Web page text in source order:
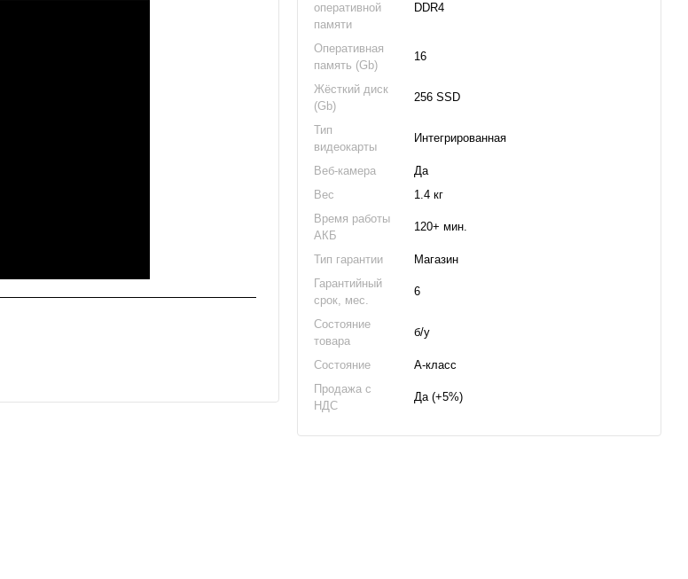
оперативной
памяти
DDR4
Оперативная
память (Gb)
16
Жёсткий диск
(Gb)
256 SSD
Тип
видеокарты
Интегрированная
Веб-камера
Да
Вес
1.4 кг
Время работы
АКБ
120+ мин.
Тип гарантии
Магазин
Гарантийный
срок, мес.
6
Состояние
товара
б/у
Состояние
А-класс
Продажа с
НДС
Да (+5%)